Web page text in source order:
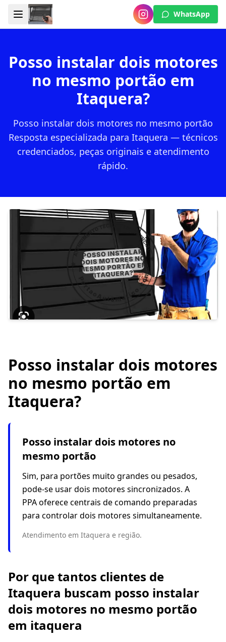
WhatsApp
Posso instalar dois motores
no mesmo portão em
Itaquera?
Posso instalar dois motores no mesmo portão
Resposta especializada para Itaquera — técnicos
credenciados, peças originais e atendimento
rápido.
Posso instalar dois motores
no mesmo portão em
Itaquera?
Posso instalar dois motores no
mesmo portão
Sim, para portões muito grandes ou pesados,
pode-se usar dois motores sincronizados. A
PPA oferece centrais de comando preparadas
para controlar dois motores simultaneamente.
Atendimento em Itaquera e região.
Por que tantos clientes de
Itaquera buscam posso instalar
dois motores no mesmo portão
em itaquera